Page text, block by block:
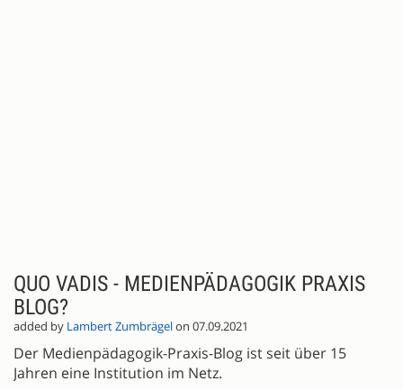
QUO VADIS - MEDIENPÄDAGOGIK PRAXIS
BLOG?
added by Lambert Zumbrägelon 07.09.2021
Der Medienpädagogik-Praxis-Blog ist seit über 15
Jahren eine Institution im Netz.